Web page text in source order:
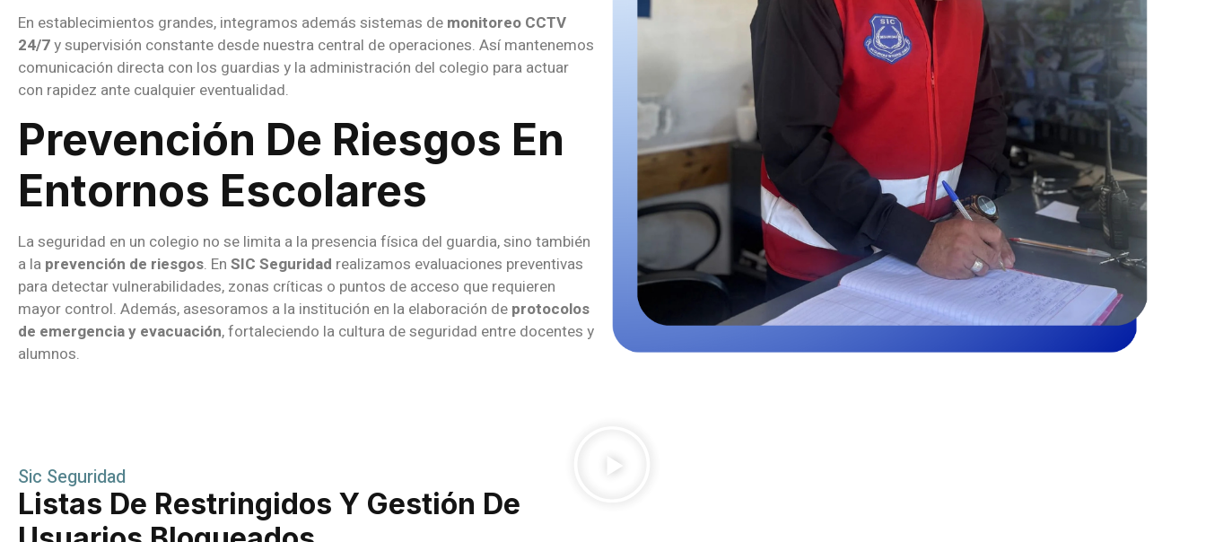
En establecimientos grandes, integramos además sistemas de monitoreo CCTV
24/7y supervisión constante desde nuestra central de operaciones. Así mantenemos
comunicación directa con los guardias y la administración del colegio para actuar
con rapidez ante cualquier eventualidad.
Prevención De Riesgos En
Entornos Escolares
La seguridad en un colegio no se limita a la presencia física del guardia, sino también
a la prevención de riesgos. En SIC Seguridad realizamos evaluaciones preventivas
para detectar vulnerabilidades, zonas críticas o puntos de acceso que requieren
mayor control. Además, asesoramos a la institución en la elaboración de protocolos
de emergencia y evacuación, fortaleciendo la cultura de seguridad entre docentes y
alumnos.
Sic Seguridad
Listas De Restringidos Y Gestión De